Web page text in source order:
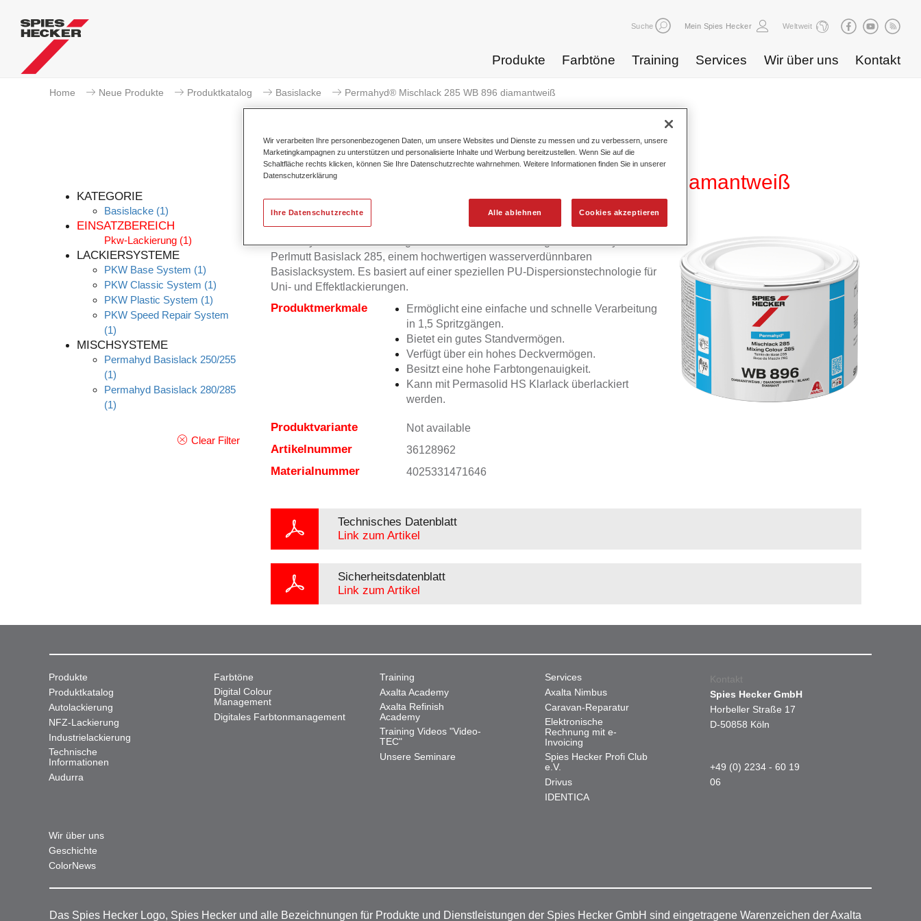
Suche Mein Spies Hecker Weltweit
Produkte Farbtöne Training Services Wir über uns Kontakt
Home Neue Produkte Produktkatalog Basislacke Permahyd® Mischlack 285 WB 896 diamantweiß
KATEGORIE
Basislacke (1)
EINSATZBEREICH
Pkw-Lackierung (1)
LACKIERSYSTEME
PKW Base System (1)
PKW Classic System (1)
PKW Plastic System (1)
PKW Speed Repair System
(1)
MISCHSYSTEME
Permahyd Basislack 250/255
(1)
Permahyd Basislack 280/285
(1)
Clear Filter
Permahyd® Mischlack 285 WB 896 diamantweiß
Perlmutt Basislack 285, einem hochwertigen wasserverdünnbaren
Basislacksystem. Es basiert auf einer speziellen PU-Dispersionstechnologie für
Uni- und Effektlackierungen.
Produktmerkmale
Ermöglicht eine einfache und schnelle Verarbeitung
in 1,5 Spritzgängen.
Bietet ein gutes Standvermögen.
Verfügt über ein hohes Deckvermögen.
Besitzt eine hohe Farbtongenauigkeit.
Kann mit Permasolid HS Klarlack überlackiert
werden.
Produktvariante Not available
Artikelnummer 36128962
Materialnummer 4025331471646
Technisches Datenblatt
Link zum Artikel
Sicherheitsdatenblatt
Link zum Artikel
Produkte
Produktkatalog
Autolackierung
NFZ-Lackierung
Industrielackierung
Technische
Informationen
Audurra
Farbtöne
Digital Colour
Management
Digitales Farbtonmanagement
Training
Axalta Academy
Axalta Refinish
Academy
Training Videos "Video-
TEC"
Unsere Seminare
Services
Axalta Nimbus
Caravan-Reparatur
Elektronische
Rechnung mit e-
Invoicing
Spies Hecker Profi Club
e.V.
Drivus
IDENTICA
Wir über uns
Geschichte
ColorNews
Kontakt
Spies Hecker GmbH
Horbeller Straße 17
D-50858 Köln
+49 (0) 2234 - 60 19
06
Das Spies Hecker Logo, Spies Hecker und alle Bezeichnungen für Produkte und Dienstleistungen der Spies Hecker GmbH sind eingetragene Warenzeichen der Axalta
Wir verarbeiten Ihre personenbezogenen Daten, um unsere Websites und Dienste zu messen und zu verbessern, unsere
Marketingkampagnen zu unterstützen und personalisierte Inhalte und Werbung bereitzustellen. Wenn Sie auf die
Schaltfläche rechts klicken, können Sie Ihre Datenschutzrechte wahrnehmen. Weitere Informationen finden Sie in unserer
Datenschutzerklärung
Alle ablehnen Cookies akzeptieren
Ihre Datenschutzrechte